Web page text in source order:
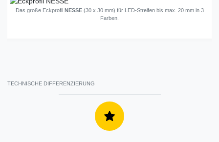
Das große Eckprofil NESSE(30 x 30 mm) für LED-Streifen bis max. 20 mm in 3
Farben.
TECHNISCHE DIFFERENZIERUNG